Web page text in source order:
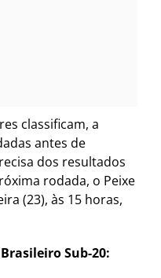
classificam, a
antes de
dos resultados
rodada, o Peixe
(23), às 15 horas,
Sub-20: